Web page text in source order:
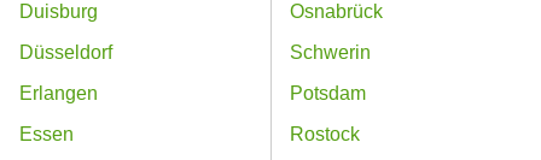
Duisburg
Düsseldorf
Erlangen
Essen
Osnabrück
Schwerin
Potsdam
Rostock